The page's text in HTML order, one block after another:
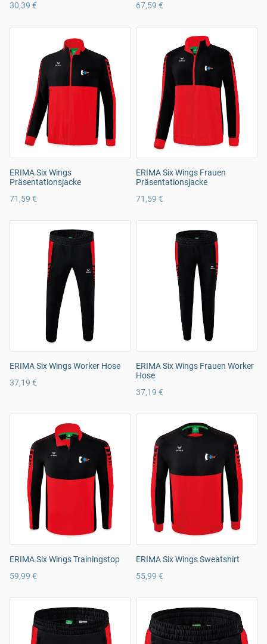
30,39 €
67,59 €
ERIMA Six Wings
Präsentationsjacke
71,59 €
ERIMA Six Wings Frauen
Präsentationsjacke
71,59 €
ERIMA Six Wings Worker Hose
37,19 €
ERIMA Six Wings Frauen Worker
Hose
37,19 €
ERIMA Six Wings Trainingstop
59,99 €
ERIMA Six Wings Sweatshirt
55,99 €